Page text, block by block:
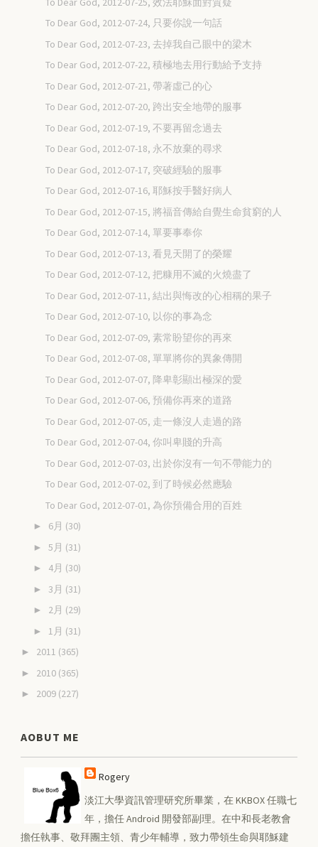
To Dear God, 2012-07-24, 只要你說一句話
To Dear God, 2012-07-23, 去掉我自己眼中的梁木
To Dear God, 2012-07-22, 積極地去用行動給予支持
To Dear God, 2012-07-21, 帶著虛己的心
To Dear God, 2012-07-20, 跨出安全地帶的服事
To Dear God, 2012-07-19, 不要再留念過去
To Dear God, 2012-07-18, 永不放棄的尋求
To Dear God, 2012-07-17, 突破經驗的服事
To Dear God, 2012-07-16, 耶穌按手醫好病人
To Dear God, 2012-07-15, 將福音傳給自覺生命貧窮的人
To Dear God, 2012-07-14, 單要事奉你
To Dear God, 2012-07-13, 看見天開了的榮耀
To Dear God, 2012-07-12, 把糠用不滅的火燒盡了
To Dear God, 2012-07-11, 結出與悔改的心相稱的果子
To Dear God, 2012-07-10, 以你的事為念
To Dear God, 2012-07-09, 素常盼望你的再來
To Dear God, 2012-07-08, 單單將你的異象傳開
To Dear God, 2012-07-07, 降卑彰顯出極深的愛
To Dear God, 2012-07-06, 預備你再來的道路
To Dear God, 2012-07-05, 走一條沒人走過的路
To Dear God, 2012-07-04, 你叫卑賤的升高
To Dear God, 2012-07-03, 出於你沒有一句不帶能力的
To Dear God, 2012-07-02, 到了時候必然應驗
To Dear God, 2012-07-01, 為你預備合用的百姓
► 6月 (30)
► 5月 (31)
► 4月 (30)
► 3月 (31)
► 2月 (29)
► 1月 (31)
► 2011 (365)
► 2010 (365)
► 2009 (227)
AOBUT ME
Rogery
淡江大學資訊管理研究所畢業，在 KKBOX 任職七
年，擔任 Android 開發部副理。在中和長老教會
擔任執事、敬拜團主領、青少年輔導，致力帶領生命與耶穌建